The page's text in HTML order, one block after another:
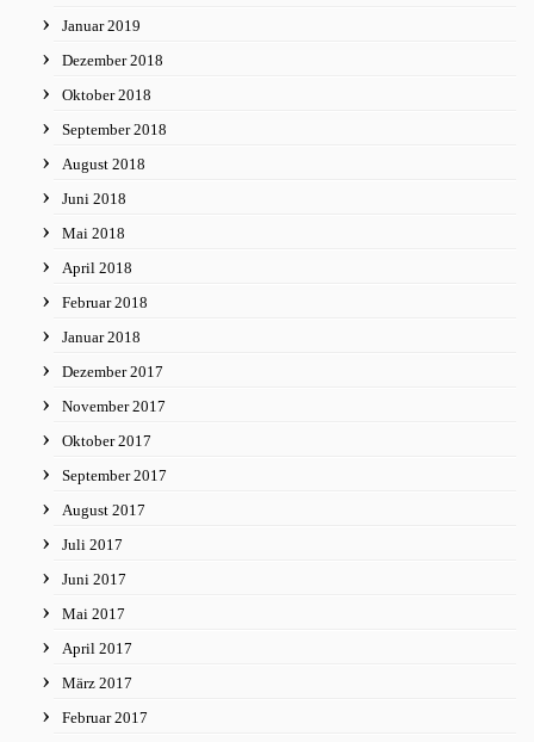
Januar 2019
Dezember 2018
Oktober 2018
September 2018
August 2018
Juni 2018
Mai 2018
April 2018
Februar 2018
Januar 2018
Dezember 2017
November 2017
Oktober 2017
September 2017
August 2017
Juli 2017
Juni 2017
Mai 2017
April 2017
März 2017
Februar 2017